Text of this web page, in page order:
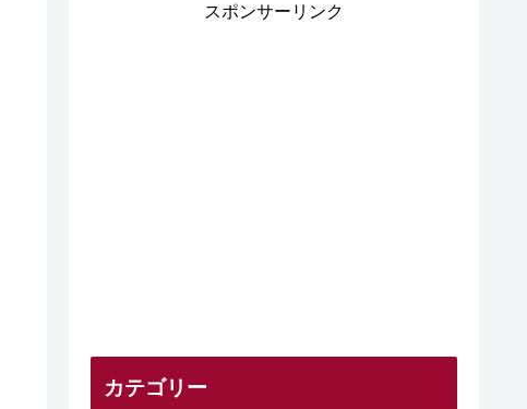
スポンサーリンク
カテゴリー